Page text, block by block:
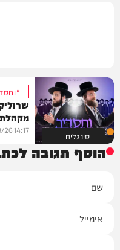
סינגלים 14:17
26
הוסף תגובה